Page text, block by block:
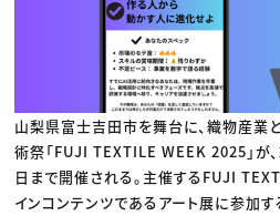
山梨県富士吉田市を舞台に、織物産業
術祭「FUJI TEXTILE WEEK 2025」が
日まで開催される。主催するFUJI
インコンテンツであるアート展に参加す